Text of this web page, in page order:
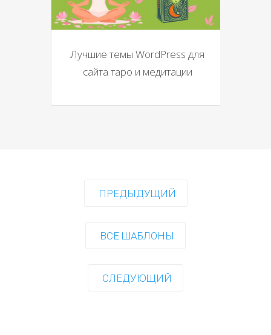
Лучшие темы WordPress для
сайта таро и медитации
ПРЕДЫДУЩИЙ
ВСЕ ШАБЛОНЫ
СЛЕДУЮЩИЙ